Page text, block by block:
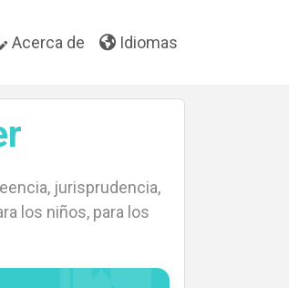
Acerca de Idiomas
jurisprudencia,
los niños, para los